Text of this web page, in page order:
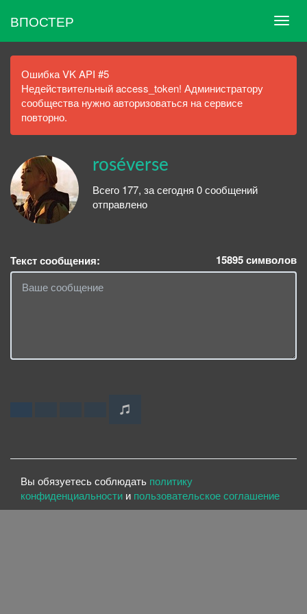
ВПОСТЕР
Ошибка VK API #5
Недействительный access_token! Администратору
сообщества нужно авторизоваться на сервисе
повторно.
roséverse
Всего 177, за сегодня 0 сообщений
отправлено
Текст сообщения: 15895символов
Вы обязуетесь соблюдать политику
конфиденциальности и пользовательское соглашение